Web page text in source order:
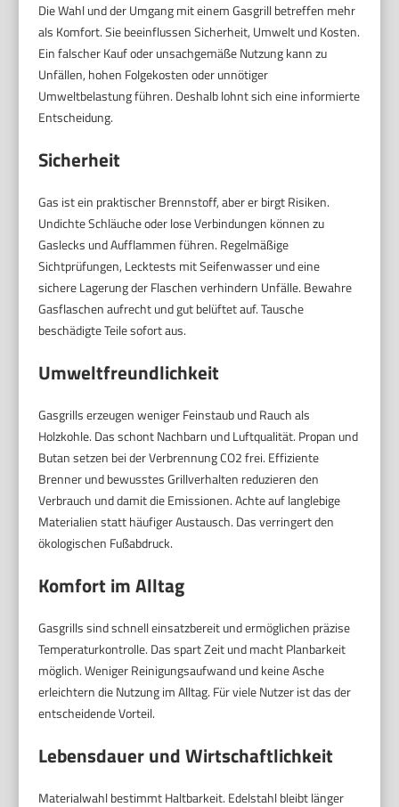
Die Wahl und der Umgang mit einem Gasgrill betreffen mehr
als Komfort. Sie beeinflussen Sicherheit, Umwelt und Kosten.
Ein falscher Kauf oder unsachgemäße Nutzung kann zu
Unfällen, hohen Folgekosten oder unnötiger
Umweltbelastung führen. Deshalb lohnt sich eine informierte
Entscheidung.
Sicherheit
Gas ist ein praktischer Brennstoff, aber er birgt Risiken.
Undichte Schläuche oder lose Verbindungen können zu
Gaslecks und Aufflammen führen. Regelmäßige
Sichtprüfungen, Lecktests mit Seifenwasser und eine
sichere Lagerung der Flaschen verhindern Unfälle. Bewahre
Gasflaschen aufrecht und gut belüftet auf. Tausche
beschädigte Teile sofort aus.
Umweltfreundlichkeit
Gasgrills erzeugen weniger Feinstaub und Rauch als
Holzkohle. Das schont Nachbarn und Luftqualität. Propan und
Butan setzen bei der Verbrennung CO2 frei. Effiziente
Brenner und bewusstes Grillverhalten reduzieren den
Verbrauch und damit die Emissionen. Achte auf langlebige
Materialien statt häufiger Austausch. Das verringert den
ökologischen Fußabdruck.
Komfort im Alltag
Gasgrills sind schnell einsatzbereit und ermöglichen präzise
Temperaturkontrolle. Das spart Zeit und macht Planbarkeit
möglich. Weniger Reinigungsaufwand und keine Asche
erleichtern die Nutzung im Alltag. Für viele Nutzer ist das der
entscheidende Vorteil.
Lebensdauer und Wirtschaftlichkeit
Materialwahl bestimmt Haltbarkeit. Edelstahl bleibt länger